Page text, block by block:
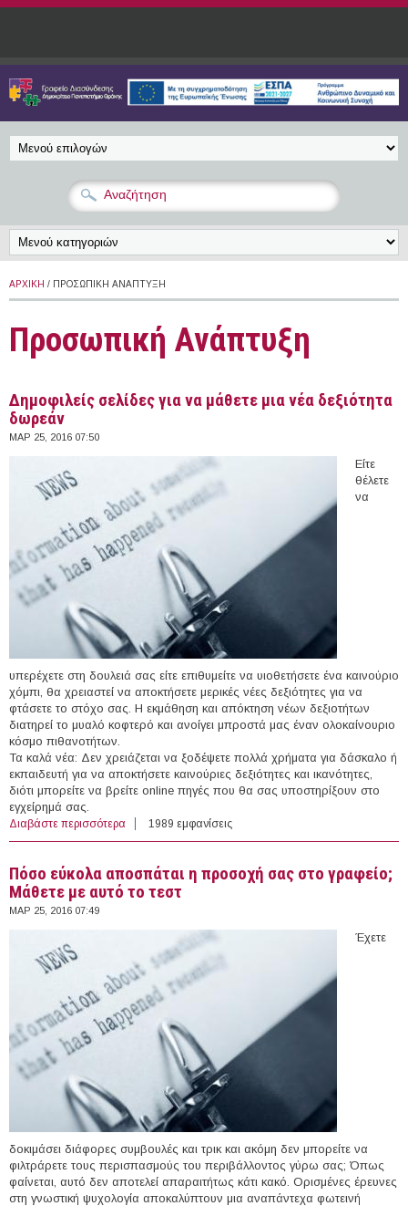
Παράκαμψη προς το κυρίως περιεχόμενο
ΑΡΧΙΚΉ / ΠΡΟΣΩΠΙΚΉ ΑΝΆΠΤΥΞΗ
Προσωπική Ανάπτυξη
Δημοφιλείς σελίδες για να μάθετε μια νέα δεξιότητα
δωρεάν
ΜΑΡ 25, 2016 07:50
Είτε
θέλετε
να
υπερέχετε στη δουλειά σας είτε επιθυμείτε να υιοθετήσετε ένα καινούριο
χόμπι, θα χρειαστεί να αποκτήσετε μερικές νέες δεξιότητες για να
φτάσετε το στόχο σας. Η εκμάθηση και απόκτηση νέων δεξιοτήτων
διατηρεί το μυαλό κοφτερό και ανοίγει μπροστά μας έναν ολοκαίνουριο
κόσμο πιθανοτήτων.
Τα καλά νέα: Δεν χρειάζεται να ξοδέψετε πολλά χρήματα για δάσκαλο ή
εκπαιδευτή για να αποκτήσετε καινούριες δεξιότητες και ικανότητες,
διότι μπορείτε να βρείτε online πηγές που θα σας υποστηρίξουν στο
εγχείρημά σας.
Διαβάστε περισσότερα για Δημοφιλείς σελίδες για να μάθετε μια νέα δεξιότητα
δωρεάν
1989 εμφανίσεις
Πόσο εύκολα αποσπάται η προσοχή σας στο γραφείο;
Μάθετε με αυτό το τεστ
ΜΑΡ 25, 2016 07:49
Έχετε
δοκιμάσει διάφορες συμβουλές και τρικ και ακόμη δεν μπορείτε να
φιλτράρετε τους περισπασμούς του περιβάλλοντος γύρω σας; Όπως
φαίνεται, αυτό δεν αποτελεί απαραιτήτως κάτι κακό. Ορισμένες έρευνες
στη γνωστική ψυχολογία αποκαλύπτουν μια αναπάντεχα φωτεινή